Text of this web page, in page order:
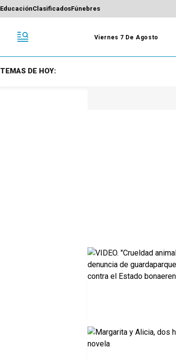
EducaciónClasificadosFúnebres
Viernes 7 De Agosto
TEMAS DE HOY: